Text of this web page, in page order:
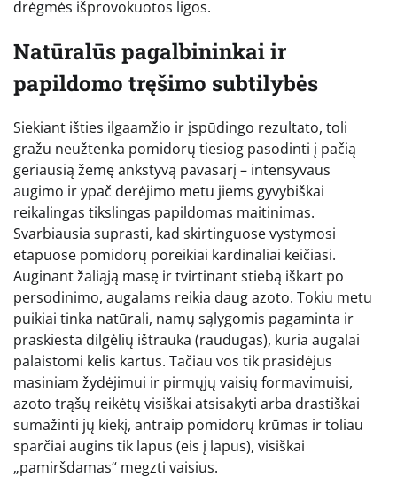
drėgmės išprovokuotos ligos.
Natūralūs pagalbininkai ir
papildomo tręšimo subtilybės
Siekiant išties ilgaamžio ir įspūdingo rezultato, toli
gražu neužtenka pomidorų tiesiog pasodinti į pačią
geriausią žemę ankstyvą pavasarį – intensyvaus
augimo ir ypač derėjimo metu jiems gyvybiškai
reikalingas tikslingas papildomas maitinimas.
Svarbiausia suprasti, kad skirtinguose vystymosi
etapuose pomidorų poreikiai kardinaliai keičiasi.
Auginant žaliąją masę ir tvirtinant stiebą iškart po
persodinimo, augalams reikia daug azoto. Tokiu metu
puikiai tinka natūrali, namų sąlygomis pagaminta ir
praskiesta dilgėlių ištrauka (raudugas), kuria augalai
palaistomi kelis kartus. Tačiau vos tik prasidėjus
masiniam žydėjimui ir pirmųjų vaisių formavimuisi,
azoto trąšų reikėtų visiškai atsisakyti arba drastiškai
sumažinti jų kiekį, antraip pomidorų krūmas ir toliau
sparčiai augins tik lapus (eis į lapus), visiškai
„pamiršdamas“ megzti vaisius.